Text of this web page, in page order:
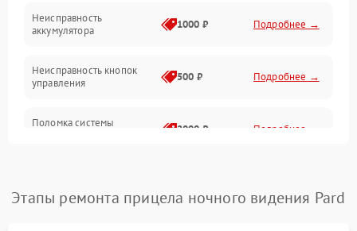
Неисправность
аккумулятора
1000 ₽ Подробнее →
Неисправность кнопок
управления
500 ₽ Подробнее →
Поломка системы
2000 ₽ Подробнее →
Этапы ремонта прицела ночного видения Pard